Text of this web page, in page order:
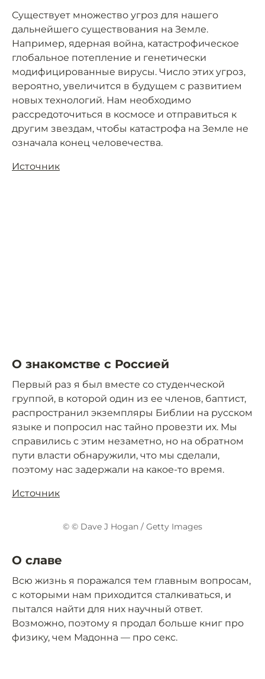
Существует множество угроз для нашего
дальнейшего существования на Земле.
Например, ядерная война, катастрофическое
глобальное потепление и генетически
модифицированные вирусы. Число этих угроз,
вероятно, увеличится в будущем с развитием
новых технологий. Нам необходимо
рассредоточиться в космосе и отправиться к
другим звездам, чтобы катастрофа на Земле не
означала конец человечества.
Источник
О знакомстве с Россией
Первый раз я был вместе со студенческой
группой, в которой один из ее членов, баптист,
распространил экземпляры Библии на русском
языке и попросил нас тайно провезти их. Мы
справились с этим незаметно, но на обратном
пути власти обнаружили, что мы сделали,
поэтому нас задержали на какое-то время.
Источник
© © Dave J Hogan / Getty Images
О славе
Всю жизнь я поражался тем главным вопросам,
с которыми нам приходится сталкиваться, и
пытался найти для них научный ответ.
Возможно, поэтому я продал больше книг про
физику, чем Мадонна — про секс.